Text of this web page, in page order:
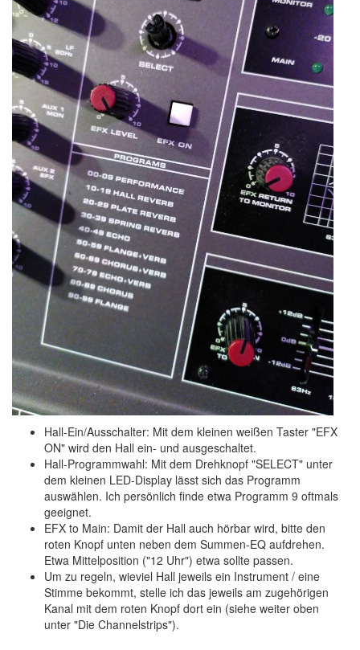
Hall-Ein/Ausschalter: Mit dem kleinen weißen Taster "EFX
ON" wird den Hall ein- und ausgeschaltet.
Hall-Programmwahl: Mit dem Drehknopf "SELECT" unter
dem kleinen LED-Display lässt sich das Programm
auswählen. Ich persönlich finde etwa Programm 9 oftmals
geeignet.
EFX to Main: Damit der Hall auch hörbar wird, bitte den
roten Knopf unten neben dem Summen-EQ aufdrehen.
Etwa Mittelposition ("12 Uhr") etwa sollte passen.
Um zu regeln, wieviel Hall jeweils ein Instrument / eine
Stimme bekommt, stelle ich das jeweils am zugehörigen
Kanal mit dem roten Knopf dort ein (siehe weiter oben
unter "Die Channelstrips").